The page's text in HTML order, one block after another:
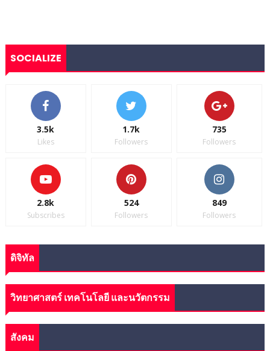
SOCIALIZE
3.5k
Likes
1.7k
Followers
735
Followers
2.8k
Subscribes
524
Followers
849
Followers
ดิจิทัล
วิทยาศาสตร์ เทคโนโลยี และนวัตกรรม
สังคม